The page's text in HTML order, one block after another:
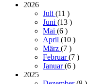
2026
Juli (11 )
Juni (13 )
Mai (6 )
April (10 )
März (7 )
Februar(7 )
Januar(6 )
2025